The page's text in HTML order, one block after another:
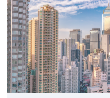
私人贷款
优惠礼遇
新盘优越按揭优惠
中原按揭标签优惠